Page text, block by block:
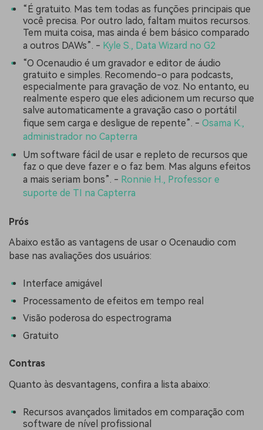
“É gratuito. Mas tem todas as funções principais que
você precisa. Por outro lado, faltam muitos recursos.
Tem muita coisa, mas ainda é bem básico comparado
a outros DAWs”. - Kyle S., Data Wizard no G2
“O Ocenaudio é um gravador e editor de áudio
gratuito e simples. Recomendo-o para podcasts,
especialmente para gravação de voz. No entanto, eu
realmente espero que eles adicionem um recurso que
salve automaticamente a gravação caso o portátil
fique sem carga e desligue de repente”. - Osama K.,
administrador no Capterra
Um software fácil de usar e repleto de recursos que
faz o que deve fazer e o faz bem. Mas alguns efeitos
a mais seriam bons”. - Ronnie H., Professor e
suporte de TI na Capterra
Prós
Abaixo estão as vantagens de usar o Ocenaudio com
base nas avaliações dos usuários:
Interface amigável
Processamento de efeitos em tempo real
Visão poderosa do espectrograma
Gratuito
Contras
Quanto às desvantagens, confira a lista abaixo:
Recursos avançados limitados em comparação com
software de nível profissional